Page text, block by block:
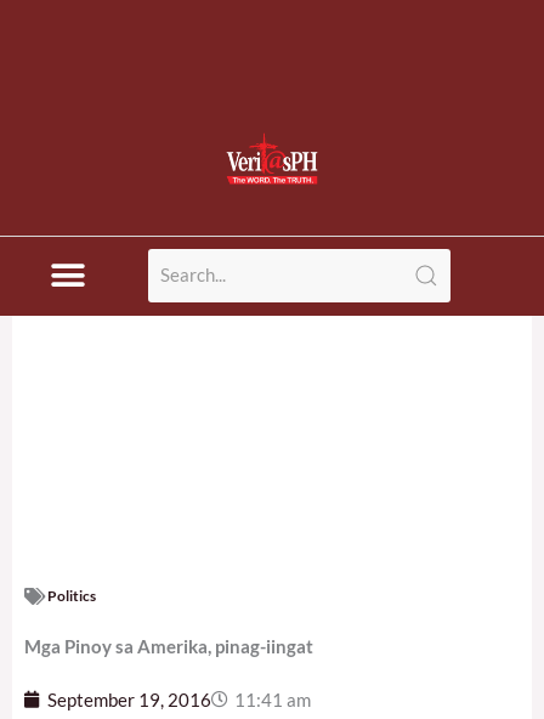
Politics
Mga Pinoy sa Amerika, pinag-iingat
September 19, 2016 11:41 am